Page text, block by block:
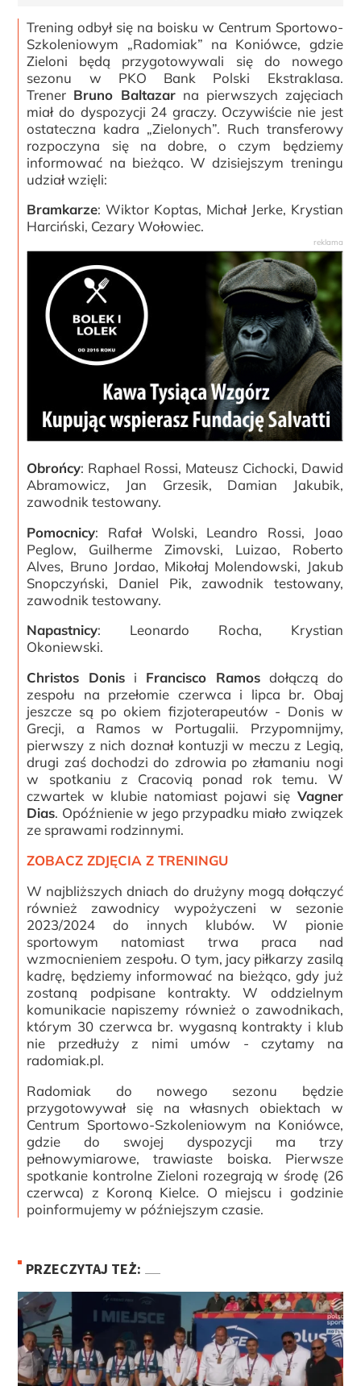
Trening odbył się na boisku w Centrum Sportowo-
Szkoleniowym „Radomiak” na Koniówce, gdzie
Zieloni będą przygotowywali się do nowego
sezonu w PKO Bank Polski Ekstraklasa.
Trener Bruno Baltazar na pierwszych zajęciach
miał do dyspozycji 24 graczy. Oczywiście nie jest
ostateczna kadra „Zielonych”. Ruch transferowy
rozpoczyna się na dobre, o czym będziemy
informować na bieżąco. W dzisiejszym treningu
udział wzięli:
Bramkarze: Wiktor Koptas, Michał Jerke, Krystian
Harciński, Cezary Wołowiec.
Obrońcy: Raphael Rossi, Mateusz Cichocki, Dawid
Abramowicz, Jan Grzesik, Damian Jakubik,
zawodnik testowany.
Pomocnicy: Rafał Wolski, Leandro Rossi, Joao
Peglow, Guilherme Zimovski, Luizao, Roberto
Alves, Bruno Jordao, Mikołaj Molendowski, Jakub
Snopczyński, Daniel Pik, zawodnik testowany,
zawodnik testowany.
Napastnicy: Leonardo Rocha, Krystian
Okoniewski.
Christos Donis i Francisco Ramosdołączą do
zespołu na przełomie czerwca i lipca br. Obaj
jeszcze są po okiem fizjoterapeutów - Donis w
Grecji, a Ramos w Portugalii. Przypomnijmy,
pierwszy z nich doznał kontuzji w meczu z Legią,
drugi zaś dochodzi do zdrowia po złamaniu nogi
w spotkaniu z Cracovią ponad rok temu. W
czwartek w klubie natomiast pojawi się Vagner
Dias. Opóźnienie w jego przypadku miało związek
ze sprawami rodzinnymi.
ZOBACZ ZDJĘCIA Z TRENINGU
W najbliższych dniach do drużyny mogą dołączyć
również zawodnicy wypożyczeni w sezonie
2023/2024 do innych klubów. W pionie
sportowym natomiast trwa praca nad
wzmocnieniem zespołu. O tym, jacy piłkarzy zasilą
kadrę, będziemy informować na bieżąco, gdy już
zostaną podpisane kontrakty. W oddzielnym
komunikacie napiszemy również o zawodnikach,
którym 30 czerwca br. wygasną kontrakty i klub
nie przedłuży z nimi umów - czytamy na
radomiak.pl.
Radomiak do nowego sezonu będzie
przygotowywał się na własnych obiektach w
Centrum Sportowo-Szkoleniowym na Koniówce,
gdzie do swojej dyspozycji ma trzy
pełnowymiarowe, trawiaste boiska. Pierwsze
spotkanie kontrolne Zieloni rozegrają w środę (26
czerwca) z Koroną Kielce. O miejscu i godzinie
poinformujemy w późniejszym czasie.
PRZECZYTAJ TEŻ: